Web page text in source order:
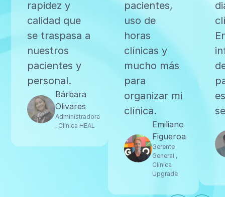
rapidez y
calidad que
se traspasa a
nuestros
pacientes y
personal.
Bárbara
Olivares
Administradora
, Clínica HEAL
pacientes,
uso de
horas
clínicas y
mucho más
para
organizar mi
clínica.
Emiliano
Figueroa
Gerente
General ,
Clínica
Upgrade